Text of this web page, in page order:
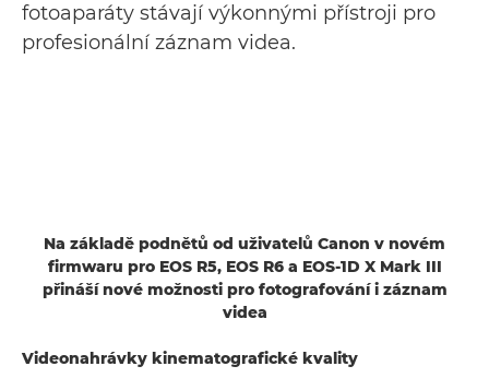
fotoaparáty stávají výkonnými přístroji pro
profesionální záznam videa.
Na základě podnětů od uživatelů Canon v novém
firmwaru pro EOS R5, EOS R6 a EOS-1D X Mark III
přináší nové možnosti pro fotografování i záznam
videa
Videonahrávky kinematografické kvality